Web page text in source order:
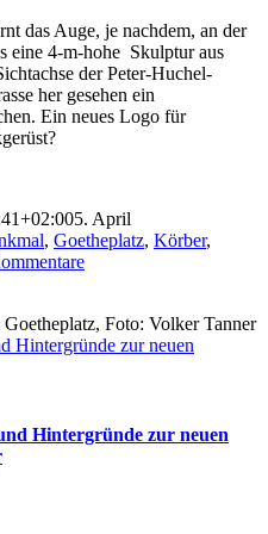
das Auge, je nachdem, an der
eine 4-m-hohe Skulptur aus
der Peter-Huchel-
her gesehen ein
Ein neues Logo für
5. April
, Goetheplatz, Körber,
Hintergründe zur neuen
Hintergründe zur neuen